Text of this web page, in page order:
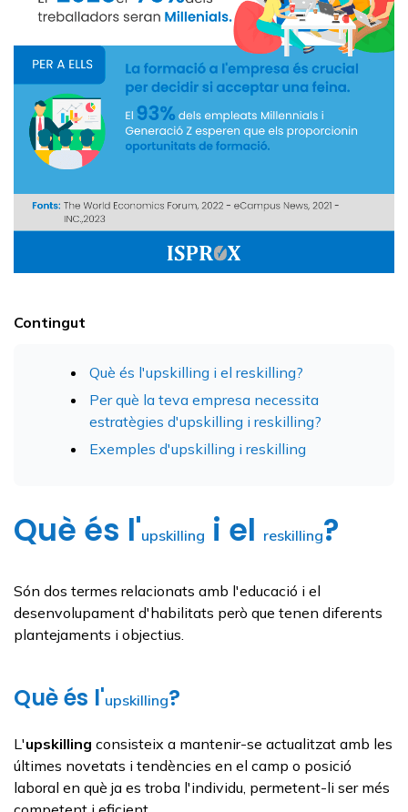
Contingut
Què és l'upskilling i el reskilling?
Per què la teva empresa necessita
estratègies d'upskilling i reskilling?
Exemples d'upskilling i reskilling
Què és l'upskilling i el reskilling?
Són dos termes relacionats amb l'educació i el
desenvolupament d'habilitats però que tenen diferents
plantejaments i objectius.
Què és l'upskilling?
L'upskilling consisteix a mantenir-se actualitzat amb les
últimes novetats i tendències en el camp o posició
laboral en què ja es troba l'individu, permetent-li ser més